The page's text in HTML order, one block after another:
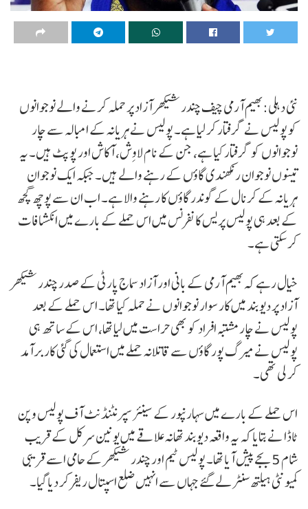
نئی دہلی: بھیم آرمی چیف چندر شیکھر آزاد پر حملہ کرنے والے نوجوانوں
کو پولیس نے گرفتار کر لیا ہے۔ پولیس نے ہریانہ کے امبالہ سے چار
نوجوانوں کو گرفتار کیا ہے، جن کے نام لاوِش، آکاش اور پوپٹ ہیں۔ یہ
تینوں نوجوان رنکھندی گاؤں کے رہنے والے ہیں۔ جبکہ ایک نوجوان
ہریانہ کے کرنال کے گوندر گاؤں کا رہنے والا ہے۔ اب ان سے پوچھ گچھ
کے بعد ہی پولیس پریس کانفرنس میں اس حملے کے بارے میں انکشافات
کر سکتی ہے۔
خیال رہے کہ بھیم آرمی کے بانی اور آزاد سماج پارٹی کے صدر چندر شیکھر
آزاد پر دیوبند میں کار سوار نوجوانوں نے حملہ کیا تھا۔ اس حملے کے بعد
پولیس نے چار مشتبہ افراد کو بھی حراست میں لیا تھا، اس کے ساتھ ہی
پولیس نے میرگ پور گاؤں سے قاتلانہ حملے میں استعمال کی گئی کار برآمد
کر لی تھی۔
اس حملے کے بارے میں سہارنپور کے سینئر سپرنٹنڈنٹ آف پولیس وپن
ٹاڈا نے بتایا کہ یہ واقعہ دیوبند تھانہ علاقے میں یونین سرکل کے قریب
شام 5 بجے پیش آیا تھا۔ پولیس ٹیم اور چندر شیکھر کے حامی اسے قریبی
کمیونٹی ہیلتھ سنٹر لے گئے جہاں سے انہیں ضلع اسپتال ریفر کر دیا گیا۔